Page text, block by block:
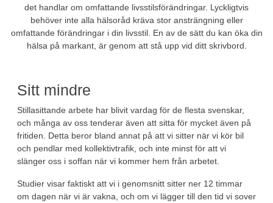
det handlar om omfattande livsstilsförändringar. Lyckligtvis
behöver inte alla hälsoråd kräva stor ansträngning eller
omfattande förändringar i din livsstil. En av de sätt du kan öka din
hälsa på markant, är genom att stå upp vid ditt skrivbord.
Sitt mindre
Stillasittande arbete har blivit vardag för de flesta svenskar,
och många av oss tenderar även att sitta för mycket även på
fritiden. Detta beror bland annat på att vi sitter när vi kör bil
och pendlar med kollektivtrafik, och inte minst för att vi
slänger oss i soffan när vi kommer hem från arbetet.
Studier visar faktiskt att vi i genomsnitt sitter ner 12 timmar
om dagen när vi är vakna, och om vi lägger till den tid vi sover